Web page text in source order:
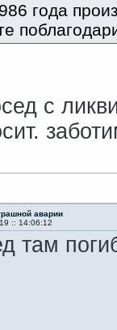
года
с
аварии
:: 14:06:12
там